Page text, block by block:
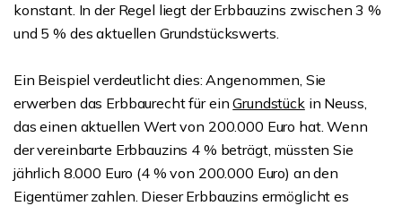
konstant. In der Regel liegt der Erbbauzins zwischen 3 %
und 5 % des aktuellen Grundstückswerts.
Ein Beispiel verdeutlicht dies: Angenommen, Sie
erwerben das Erbbaurecht für einGrundstückin Neuss,
das einen aktuellen Wert von 200.000 Euro hat. Wenn
der vereinbarte Erbbauzins 4 % beträgt, müssten Sie
jährlich 8.000 Euro (4 % von 200.000 Euro) an den
Eigentümer zahlen. Dieser Erbbauzins ermöglicht es